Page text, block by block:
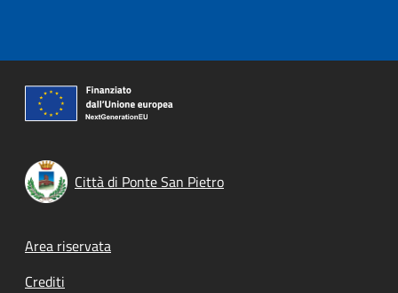
Città di Ponte San Pietro
Footer menu
Area riservata
Crediti